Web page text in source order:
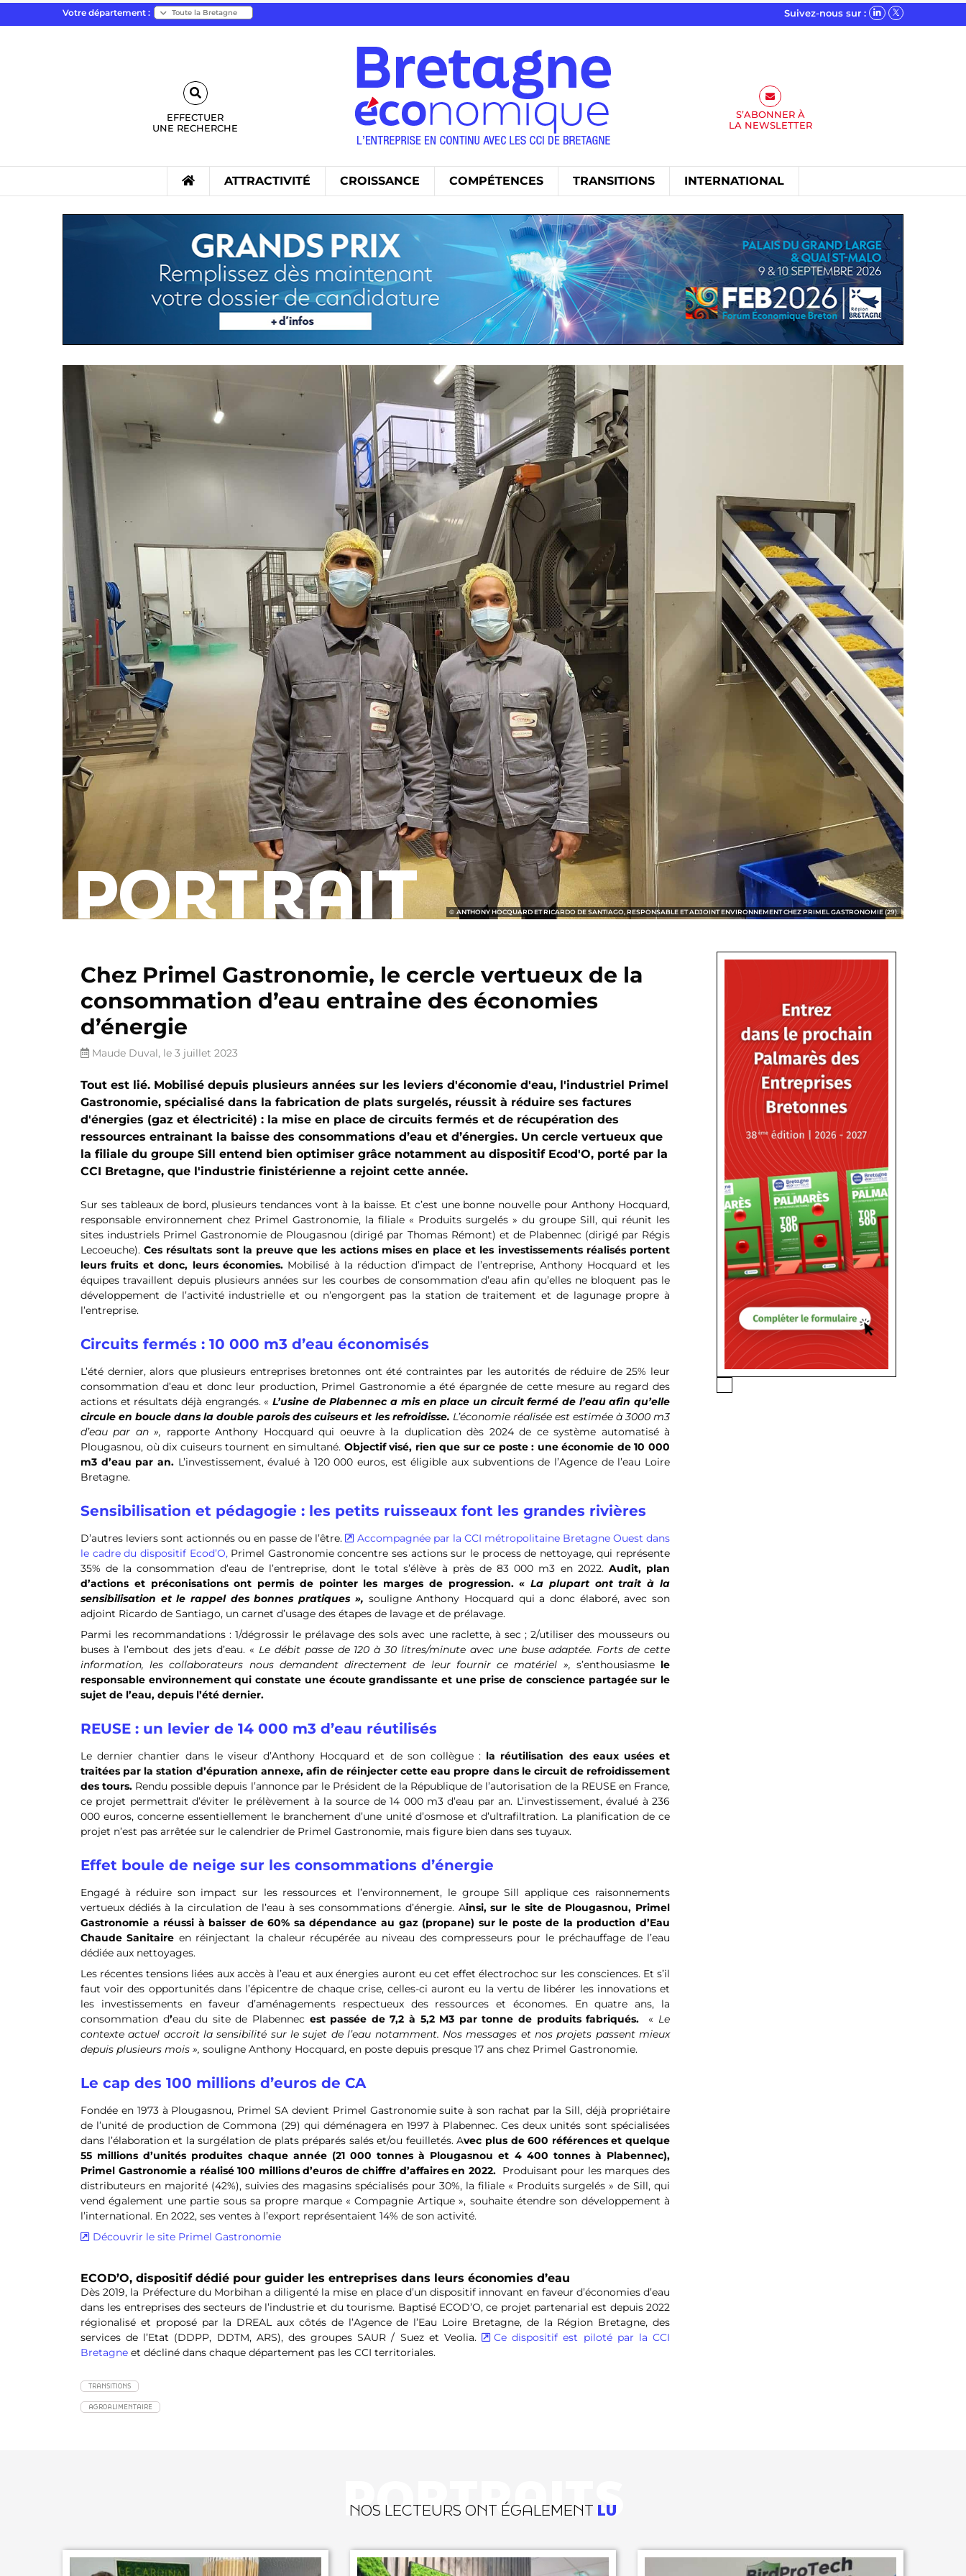
Votre département : Suivez-nous sur :
EFFECTUER
UNE RECHERCHE
S’ABONNER À
LA NEWSLETTER
ATTRACTIVITÉ CROISSANCE COMPÉTENCES TRANSITIONS INTERNATIONAL
PORTRAIT ANTHONY HOCQUARD ET RICARDO DE SANTIAGO, RESPONSABLE ET ADJOINT ENVIRONNEMENT CHEZ PRIMEL GASTRONOMIE (29).
Chez Primel Gastronomie, le cercle vertueux de la
consommation d’eau entraine des économies
d’énergie
Maude Duval, le 3 juillet 2023
Tout est lié. Mobilisé depuis plusieurs années sur les leviers d'économie d'eau, l'industriel Primel
Gastronomie, spécialisé dans la fabrication de plats surgelés, réussit à réduire ses factures
d'énergies (gaz et électricité) : la mise en place de circuits fermés et de récupération des
ressources entrainant la baisse des consommations d’eau et d’énergies. Un cercle vertueux que
la filiale du groupe Sill entend bien optimiser grâce notamment au dispositif Ecod'O, porté par la
CCI Bretagne, que l'industrie finistérienne a rejoint cette année.
Sur ses tableaux de bord, plusieurs tendances vont à la baisse. Et c’est une bonne nouvelle pour Anthony Hocquard,
responsable environnement chez Primel Gastronomie, la filiale « Produits surgelés » du groupe Sill, qui réunit les
sites industriels Primel Gastronomie de Plougasnou (dirigé par Thomas Rémont) et de Plabennec (dirigé par Régis
Lecoeuche).Ces résultats sont la preuve que les actions mises en place et les investissements réalisés portent
leurs fruits et donc, leurs économies.Mobilisé à la réduction d’impact de l’entreprise, Anthony Hocquard et les
équipes travaillent depuis plusieurs années sur les courbes de consommation d’eau afin qu’elles ne bloquent pas le
développement de l’activité industrielle et ou n’engorgent pas la station de traitement et de lagunage propre à
l’entreprise.
Circuits fermés : 10 000 m3 d’eau économisés
L’été dernier, alors que plusieurs entreprises bretonnes ont été contraintes par les autorités de réduire de 25% leur
consommation d’eau et donc leur production, Primel Gastronomie a été épargnée de cette mesure au regard des
actions et résultats déjà engrangés. «L’usine de Plabennec a mis en place un circuit fermé de l’eau afin qu’elle
circule en boucle dans la double parois des cuiseurs et les refroidisse. L’économie réalisée est estimée à 3000 m3
d’eau par an », rapporte Anthony Hocquard qui oeuvre à la duplication dès 2024 de ce système automatisé à
Plougasnou, où dix cuiseurs tournent en simultané. Objectif visé, rien que sur ce poste : une économie de 10 000
m3 d’eau par an. L’investissement, évalué à 120 000 euros, est éligible aux subventions de l’Agence de l’eau Loire
Bretagne.
Sensibilisation et pédagogie : les petits ruisseaux font les grandes rivières
D’autres leviers sont actionnés ou en passe de l’être.
Accompagnée par la CCI métropolitaine Bretagne Ouest dans
le cadre du dispositif Ecod’O,Primel Gastronomie concentre ses actions sur le process de nettoyage, qui représente
35% de la consommation d’eau de l’entreprise, dont le total s’élève à près de 83 000 m3 en 2022. Audit, plan
d’actions et préconisations ont permis de pointer les marges de progression. «La plupart ont trait à la
sensibilisation et le rappel des bonnes pratiques », souligne Anthony Hocquard qui a donc élaboré, avec son
adjoint Ricardo de Santiago, un carnet d’usage des étapes de lavage et de prélavage.
Parmi les recommandations : 1/dégrossir le prélavage des sols avec une raclette, à sec ; 2/utiliser des mousseurs ou
buses à l’embout des jets d’eau. « Le débit passe de 120 à 30 litres/minute avec une buse adaptée. Forts de cette
information, les collaborateurs nous demandent directement de leur fournir ce matériel », s’enthousiasme le
responsable environnement qui constate une écoute grandissante et une prise de conscience partagée sur le
sujet de l’eau, depuis l’été dernier.
REUSE : un levier de 14 000 m3 d’eau réutilisés
Le dernier chantier dans le viseur d’Anthony Hocquard et de son collègue : la réutilisation des eaux usées et
traitées par la station d’épuration annexe, afin de réinjecter cette eau propre dans le circuit de refroidissement
des tours. Rendu possible depuis l’annonce par le Président de la République de l’autorisation de la REUSE en France,
ce projet permettrait d’éviter le prélèvement à la source de 14 000 m3 d’eau par an. L’investissement, évalué à 236
000 euros, concerne essentiellement le branchement d’une unité d’osmose et d’ultrafiltration. La planification de ce
projet n’est pas arrêtée sur le calendrier de Primel Gastronomie, mais figure bien dans ses tuyaux.
Effet boule de neige sur les consommations d’énergie
Engagé à réduire son impact sur les ressources et l’environnement, le groupe Sill applique ces raisonnements
vertueux dédiés à la circulation de l’eau à ses consommations d’énergie. Ainsi, sur le site de Plougasnou, Primel
Gastronomie a réussi à baisser de 60% sa dépendance au gaz (propane) sur le poste de la production d’Eau
Chaude Sanitaire en réinjectant la chaleur récupérée au niveau des compresseurs pour le préchauffage de l’eau
dédiée aux nettoyages.
Les récentes tensions liées aux accès à l’eau et aux énergies auront eu cet effet électrochoc sur les consciences. Et s’il
faut voir des opportunités dans l’épicentre de chaque crise, celles-ci auront eu la vertu de libérer les innovations et
les investissements en faveur d’aménagements respectueux des ressources et économes. En quatre ans,
la
consommation d’eau du site de Plabennec est passée de 7,2 à 5,2 M3 par tonne de produits fabriqués. « Le
contexte actuel accroit la sensibilité sur le sujet de l’eau notamment. Nos messages et nos projets passent mieux
depuis plusieurs mois », souligne Anthony Hocquard, en poste depuis presque 17 ans chez Primel Gastronomie.
Le cap des 100 millions d’euros de CA
Fondée en 1973 à Plougasnou, Primel SA devient Primel Gastronomie suite à son rachat par la Sill, déjà propriétaire
de l’unité de production de Commona (29) qui déménagera en 1997 à Plabennec. Ces deux unités sont spécialisées
dans l’élaboration et la surgélation de plats préparés salés et/ou feuilletés. Avec plus de 600 références et quelque
55 millions d’unités produites chaque année (21 000 tonnes à Plougasnou et 4 400 tonnes à Plabennec),
Primel Gastronomie a réalisé 100 millions d’euros de chiffre d’affaires en 2022.Produisant pour les marques des
distributeurs en majorité (42%), suivies des magasins spécialisés pour 30%, la filiale « Produits surgelés » de Sill, qui
vend également une partie sous sa propre marque « Compagnie Artique », souhaite étendre son développement à
l’international. En 2022, ses ventes à l’export représentaient 14% de son activité.
Découvrir le site Primel Gastronomie
ECOD’O, dispositif dédié pour guider les entreprises dans leurs économies d’eau
Dès 2019, la Préfecture du Morbihan a diligenté la mise en place d’un dispositif innovant en faveur d’économies d’eau
dans les entreprises des secteurs de l’industrie et du tourisme. Baptisé ECOD’O, ce projet partenarial est depuis 2022
régionalisé et proposé par la DREAL aux côtés de l’Agence de l’Eau Loire Bretagne, de la Région Bretagne, des
services de l’Etat (DDPP, DDTM, ARS), des groupes SAUR / Suez et Veolia.
Ce dispositif est piloté par la CCI
Bretagne et décliné dans chaque département pas les CCI territoriales.
TRANSITIONS
AGROALIMENTAIRE
PORTRAITS
NOS LECTEURS ONT ÉGALEMENT LU